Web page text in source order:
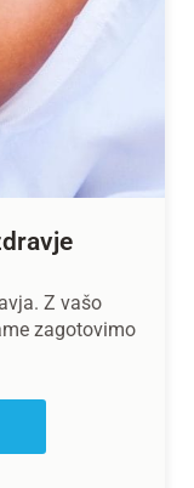
Z vašo
zagotovimo